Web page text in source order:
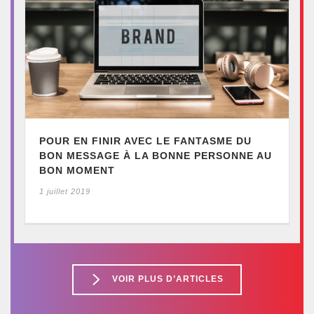
POUR EN FINIR AVEC LE FANTASME DU
BON MESSAGE À LA BONNE PERSONNE AU
BON MOMENT
1 juillet 2019
VOIR PLUS D’ARTICLES